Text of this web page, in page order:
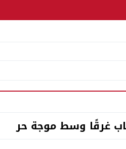
غرقًا وسط موجة حر